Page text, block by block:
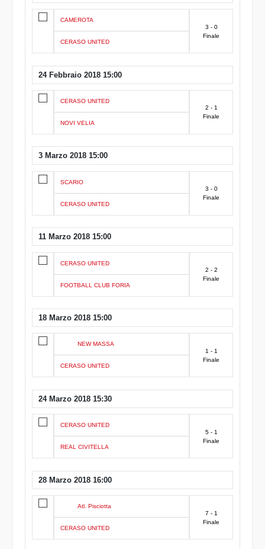
CAMEROTA
CERASO UNITED
3 - 0
Finale
24 Febbraio 2018 15:00
CERASO UNITED
NOVI VELIA
2 - 1
Finale
3 Marzo 2018 15:00
SCARIO
CERASO UNITED
3 - 0
Finale
11 Marzo 2018 15:00
CERASO UNITED
FOOTBALL CLUB FORIA
2 - 2
Finale
18 Marzo 2018 15:00
NEW MASSA
CERASO UNITED
1 - 1
Finale
24 Marzo 2018 15:30
CERASO UNITED
REAL CIVITELLA
5 - 1
Finale
28 Marzo 2018 16:00
Atl. Pisciotta
CERASO UNITED
7 - 1
Finale